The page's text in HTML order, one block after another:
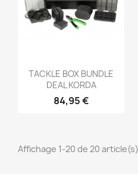
Aperçu rapide
TACKLE BOX BUNDLE
DEAL KORDA
84,95 €
Affichage 1-20 de 20 article(s)